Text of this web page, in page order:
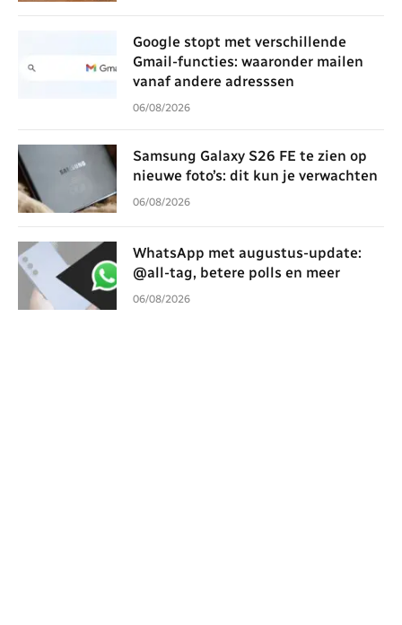
Google stopt met verschillende
Gmail-functies: waaronder mailen
vanaf andere adresssen
06/08/2026
Samsung Galaxy S26 FE te zien op
nieuwe foto’s: dit kun je verwachten
06/08/2026
WhatsApp met augustus-update:
@all-tag, betere polls en meer
06/08/2026